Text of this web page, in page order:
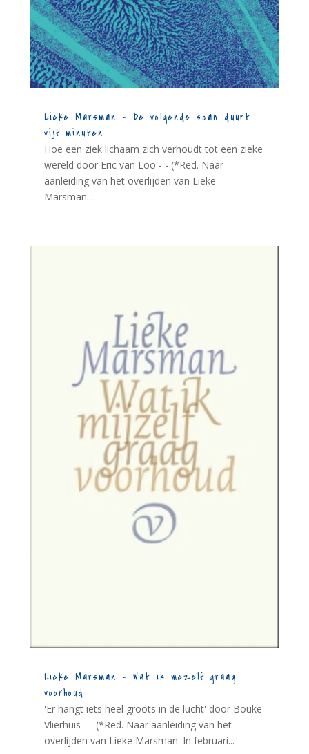
Lieke Marsman – De volgende scan duurt
vijf minuten
Hoe een ziek lichaam zich verhoudt tot een zieke
wereld door Eric van Loo - - (*Red. Naar
aanleiding van het overlijden van Lieke
Marsman....
Lieke Marsman – Wat ik mezelf graag
voorhoud
'Er hangt iets heel groots in de lucht' door Bouke
Vlierhuis - - (*Red. Naar aanleiding van het
overlijden van Lieke Marsman. In februari...